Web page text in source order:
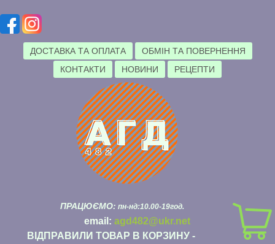
ДОСТАВКА ТА ОПЛАТА
ОБМІН ТА ПОВЕРНЕННЯ
КОНТАКТИ
НОВИНИ РЕЦЕПТИ
ПРАЦЮЄМО: пн-нд:10.00-19год.
email: agd482@ukr.net
ВІДПРАВИЛИ ТОВАР В КОРЗИНУ -